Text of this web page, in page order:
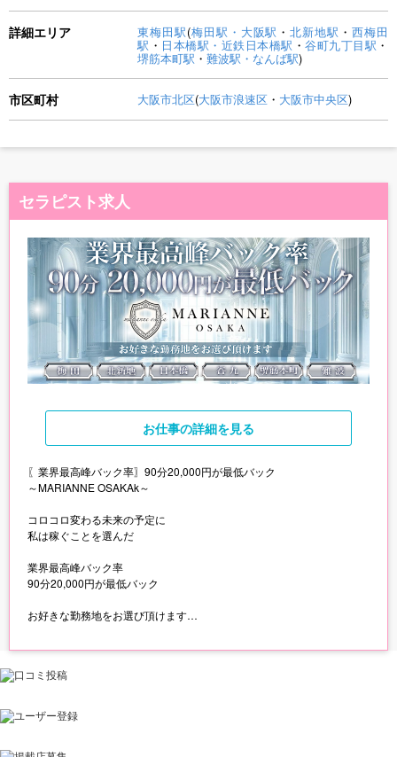
詳細エリア 東梅田駅(梅田駅・大阪駅 ・北新地駅 ・西梅田
駅 ・ 日本橋駅・近鉄日本橋駅 ・ 谷町九丁目駅 ・
堺筋本町駅 ・ 難波駅・なんば駅)
市区町村 大阪市北区(大阪市浪速区 ・ 大阪市中央区)
セラピスト求人
お仕事の詳細を見る
〖業界最高峰バック率〗90分20,000円が最低バック
～MARIANNE OSAKAk～
コロコロ変わる未来の予定に
私は稼ぐことを選んだ
業界最高峰バック率
90分20,000円が最低バック
お好きな勤務地をお選び頂けます